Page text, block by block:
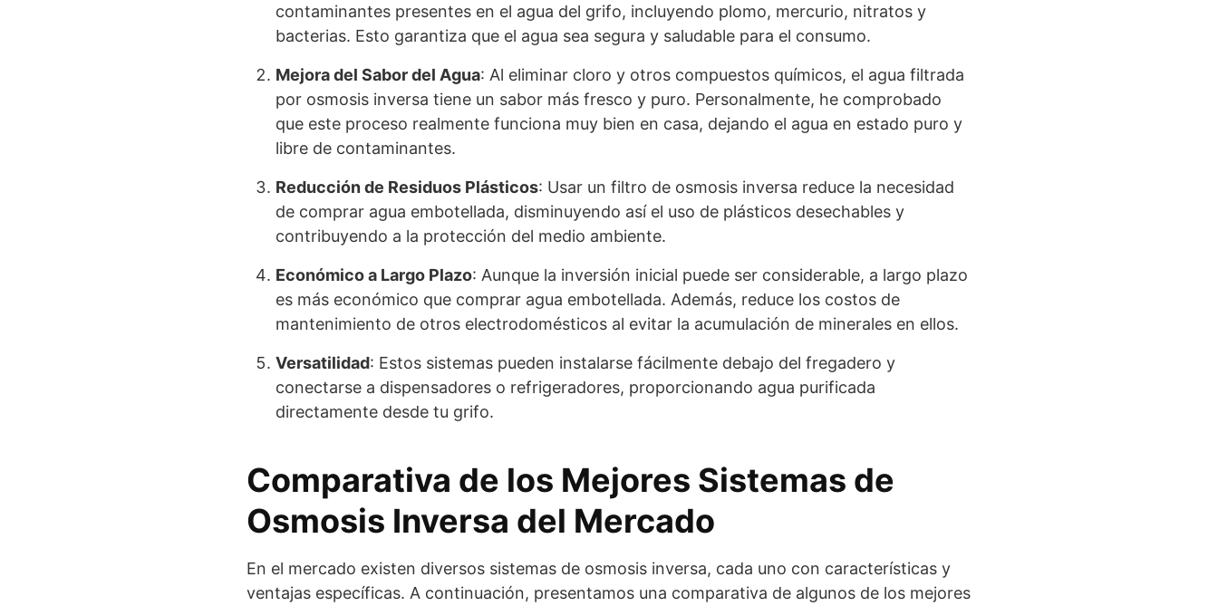
contaminantes presentes en el agua del grifo, incluyendo plomo, mercurio, nitratos y
bacterias. Esto garantiza que el agua sea segura y saludable para el consumo.
Mejora del Sabor del Agua: Al eliminar cloro y otros compuestos químicos, el agua filtrada
por osmosis inversa tiene un sabor más fresco y puro. Personalmente, he comprobado
que este proceso realmente funciona muy bien en casa, dejando el agua en estado puro y
libre de contaminantes.
Reducción de Residuos Plásticos: Usar un filtro de osmosis inversa reduce la necesidad
de comprar agua embotellada, disminuyendo así el uso de plásticos desechables y
contribuyendo a la protección del medio ambiente.
Económico a Largo Plazo: Aunque la inversión inicial puede ser considerable, a largo plazo
es más económico que comprar agua embotellada. Además, reduce los costos de
mantenimiento de otros electrodomésticos al evitar la acumulación de minerales en ellos.
Versatilidad: Estos sistemas pueden instalarse fácilmente debajo del fregadero y
conectarse a dispensadores o refrigeradores, proporcionando agua purificada
directamente desde tu grifo.
Comparativa de los Mejores Sistemas de
Osmosis Inversa del Mercado
En el mercado existen diversos sistemas de osmosis inversa, cada uno con características y
ventajas específicas. A continuación, presentamos una comparativa de algunos de los mejores